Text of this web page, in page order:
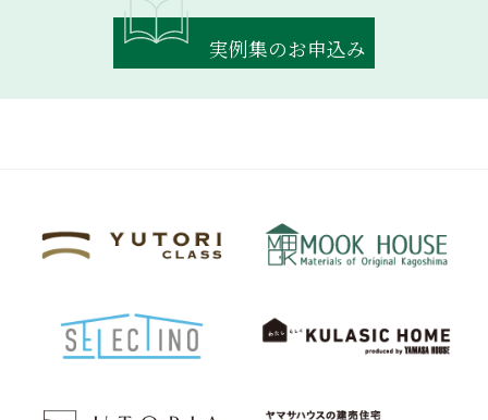
実例集のお申込み